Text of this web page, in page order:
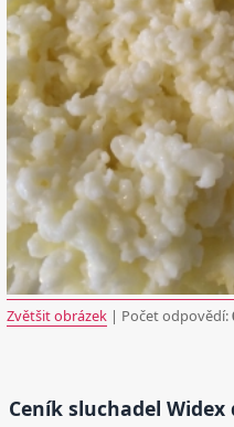
Zvětšit obrázek | Počet odpovědí:
Ceník sluchadel